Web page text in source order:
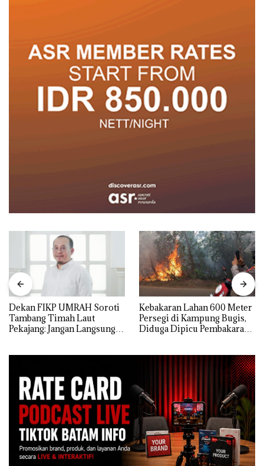
Dekan FIKP UMRAH Soroti
Tambang Timah Laut
Pekajang: Jangan Langsung
Kebakaran Lahan 600 Meter
Persegi di Kampung Bugis,
Diduga Dipicu Pembakaran